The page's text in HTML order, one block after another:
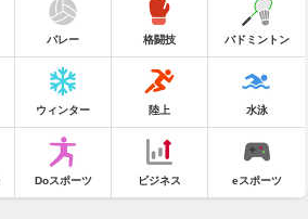
バレー 格闘技 バドミントン
ウィンター 陸上 水泳
Doスポーツ ビジネス eスポーツ